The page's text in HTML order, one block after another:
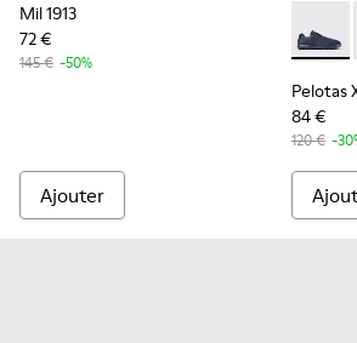
Mil 1913
72 €
145 € -50%
Ajouter
Pelotas
84 €
120 € -